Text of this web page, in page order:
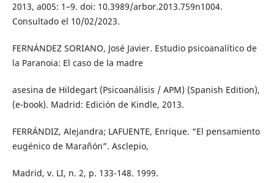
2013, a005: 1–9. doi: 10.3989/arbor.2013.759n1004.
Consultado el 10/02/2023.
FERNÁNDEZ SORIANO, José Javier. Estudio psicoanalítico de
la Paranoia: El caso de la madre
asesina de Hildegart (Psicoanálisis / APM) (Spanish Edition),
(e-book). Madrid: Edición de Kindle, 2013.
FERRÁNDIZ, Alejandra; LAFUENTE, Enrique. “El pensamiento
eugénico de Marañón”. Asclepio,
Madrid, v. LI, n. 2, p. 133-148. 1999.